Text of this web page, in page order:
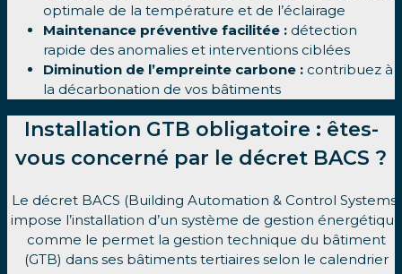
optimale de la température et de l’éclairage
Maintenance préventive facilitée : détection
rapide des anomalies et interventions ciblées
Diminution de l’empreinte carbone : contribuez à
la décarbonation de vos bâtiments
Installation GTB obligatoire : êtes-
vous concerné par le décret BACS ?
Le décret BACS (Building Automation & Control Systems)
impose l’installation d’un système de gestion énergétique
comme le permet la gestion technique du bâtiment
(GTB) dans ses bâtiments tertiaires selon le calendrier